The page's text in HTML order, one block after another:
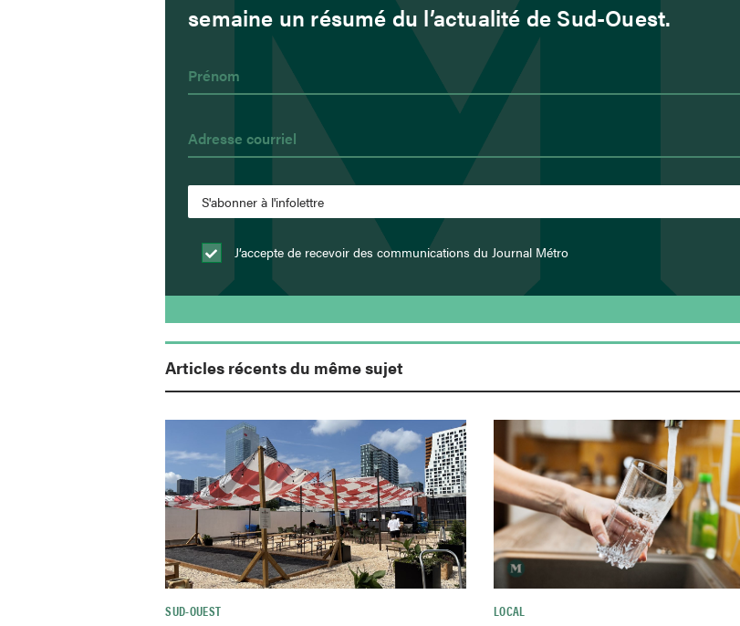
semaine un résumé du l’actualité de Sud-Ouest.
J’accepte de recevoir des communications du Journal Métro
Articles récents du même sujet
SUD-OUEST LOCAL